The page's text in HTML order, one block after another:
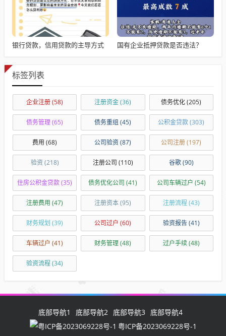
银行贷款，信用贷款的主导方式 国有企业抵押贷款是否违法？
标签列表
企业注册(58) 注册资金(36) 债务优化(205)
债务管理(65) 债务重组(45) 公积金贷款(303)
费用 (68) 公司验资(87) 公司注册(197)
验资 (218) 注册公司 (110) 谷歌(90)
住房公积金贷款(35) 债务优化公司 (41) 公司车辆过户 (54)
注册费用 (47) 注册资本(95) 注册流程(43)
财务规划 (39) 公司过户 (60) 验资报告(41)
车辆过户 (41) 财务管理(48) 过户手续(48)
验资流程(34)
底部导航1 底部导航2 底部导航3 底部导航4
粤ICP备2023069228号-1